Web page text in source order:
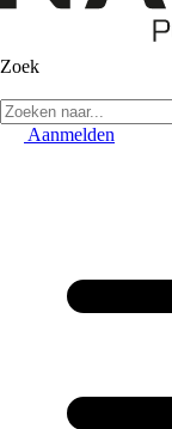
Zoek
Aanmelden